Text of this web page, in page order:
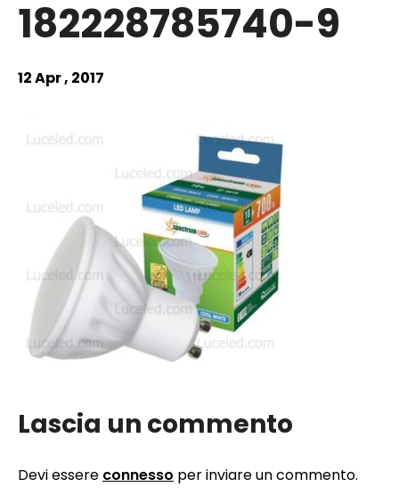
182228785740-9
12 Apr , 2017
Lascia un commento
Devi essere connesso per inviare un commento.